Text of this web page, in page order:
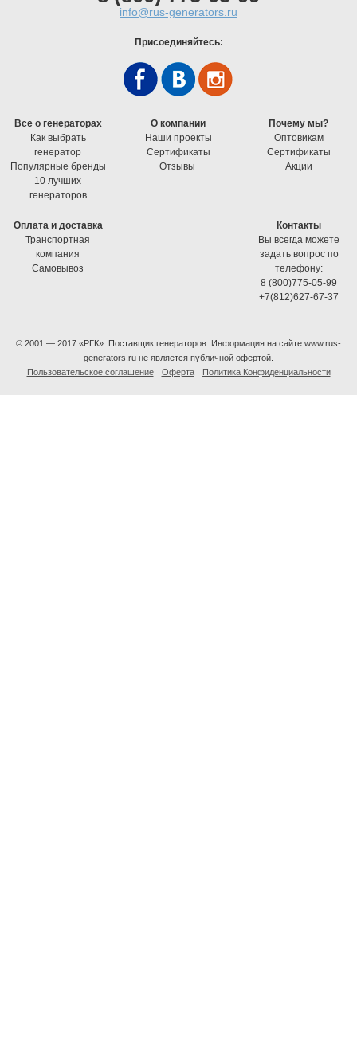
info@rus-generators.ru
Присоединяйтесь:
Все о генераторах
Как выбрать
генератор
Популярные бренды
10 лучших
генераторов
О компании
Наши проекты
Cертификаты
Отзывы
Почему мы?
Оптовикам
Cертификаты
Акции
Оплата и доставка
Транспортная
компания
Самовывоз
Контакты
Вы всегда можете
задать вопрос по
телефону:
8 (800)775-05-99
+7(812)627-67-37
© 2001 — 2017 «РГК». Поставщик генераторов. Информация на сайте www.rus-
generators.ru не является публичной офертой.
Пользовательское соглашение
Оферта Политика Конфиденциальности